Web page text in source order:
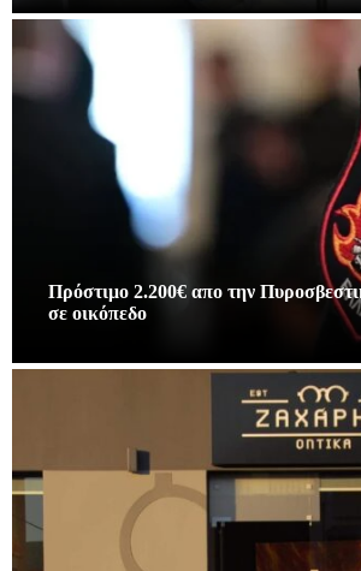
Πρόστιμο 2.200€ απο την
σε οικόπεδο